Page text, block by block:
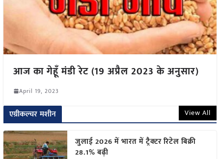
आज का गेहूँ मंडी रेट (19 अप्रैल 2023 के अनुसार)
April 19, 2023
एग्रीकल्चर मशीन View All
जुलाई 2026 में भारत में ट्रैक्टर रिटेल बिक्री
28.1% बढ़ी